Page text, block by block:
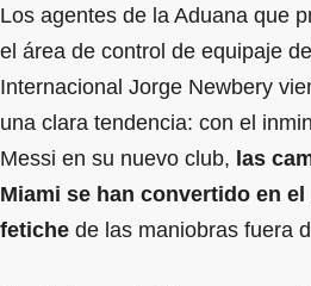
Los agentes de la Aduana que
el área de control de equipaje
Internacional Jorge Newbery
una clara tendencia: con el
Messi en su nuevo club, las
Miami se han convertido en
fetiche de las maniobras fuera